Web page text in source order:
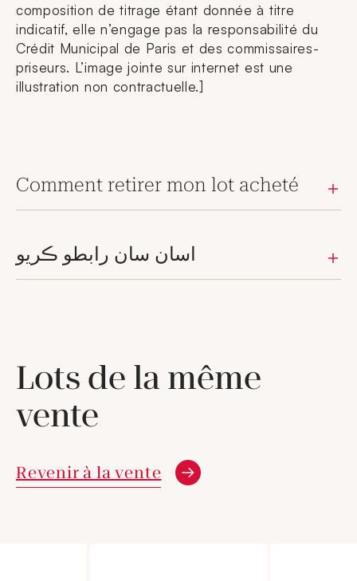
composition de titrage étant donnée à titre
indicatif, elle n’engage pas la responsabilité du
Crédit Municipal de Paris et des commissaires-
priseurs. L’image jointe sur internet est une
illustration non contractuelle.]
Comment retirer mon lot acheté
اسان سان رابطو ڪريو
Lots de la même
vente
Revenir à la vente